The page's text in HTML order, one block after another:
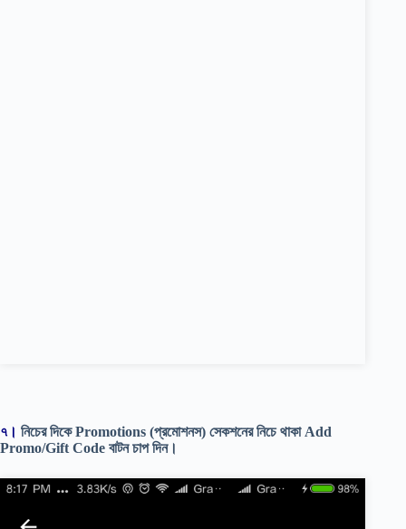
৭। নিচের দিকে Promotions (প্রমোশনস) সেকশনের নিচে থাকা Add
Promo/Gift Code বাটন চাপ দিন।